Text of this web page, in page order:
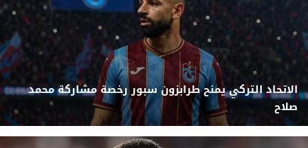
الاتحاد التركي يمنح طرابزون سبور رخصة مشاركة محمد
صلاح